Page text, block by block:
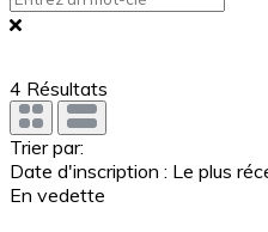
4 Résultats
Trier par:
Date d'inscription : Le plus
En vedette